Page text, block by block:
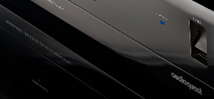
THIẾT BỊ NGHE NHÌN DÂY DẪN & PHỤ KIỆN